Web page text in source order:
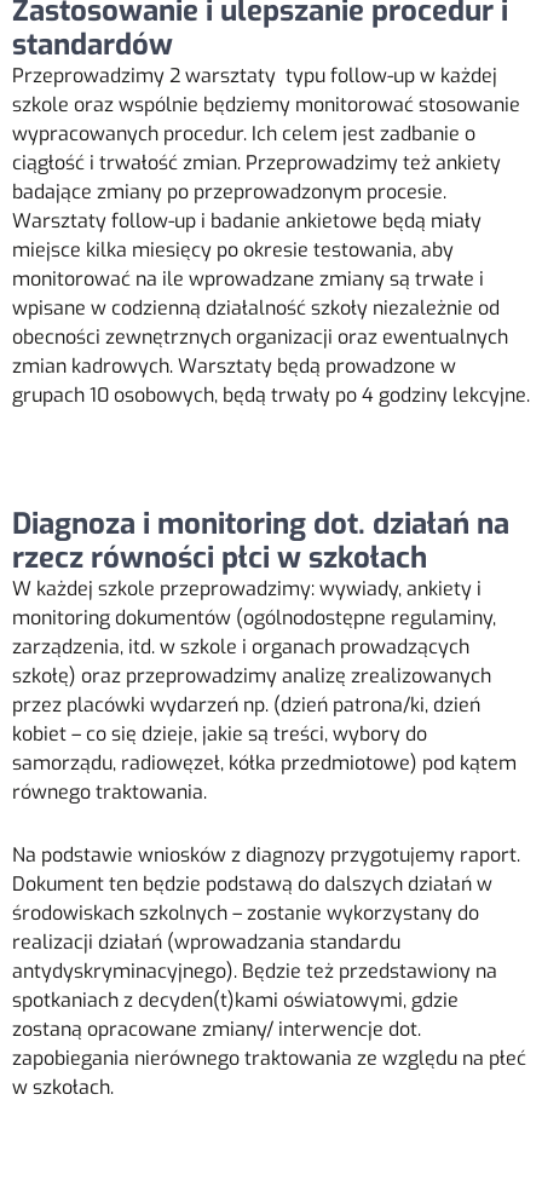
Zastosowanie i ulepszanie procedur i
standardów
Przeprowadzimy 2 warsztaty typu follow-up w każdej
szkole oraz wspólnie będziemy monitorować stosowanie
wypracowanych procedur. Ich celem jest zadbanie o
ciągłość i trwałość zmian. Przeprowadzimy też ankiety
badające zmiany po przeprowadzonym procesie.
Warsztaty follow-up i badanie ankietowe będą miały
miejsce kilka miesięcy po okresie testowania, aby
monitorować na ile wprowadzane zmiany są trwałe i
wpisane w codzienną działalność szkoły niezależnie od
obecności zewnętrznych organizacji oraz ewentualnych
zmian kadrowych. Warsztaty będą prowadzone w
grupach 10 osobowych, będą trwały po 4 godziny lekcyjne.
Diagnoza i monitoring dot. działań na
rzecz równości płci w szkołach
W każdej szkole przeprowadzimy:wywiady,ankiety i
monitoring dokumentów (ogólnodostępne regulaminy,
zarządzenia, itd. w szkole i organach prowadzących
szkołę) oraz przeprowadzimyanalizę zrealizowanych
przez placówki wydarzeń np. (dzień patrona/ki, dzień
kobiet – co się dzieje, jakie są treści, wybory do
samorządu, radiowęzeł, kółka przedmiotowe) pod kątem
równego traktowania.
Na podstawie wniosków z diagnozy przygotujemy raport.
Dokument ten będzie podstawą do dalszych działań w
środowiskach szkolnych – zostanie wykorzystany do
realizacji działań (wprowadzania standardu
antydyskryminacyjnego). Będzie też przedstawiony na
spotkaniach z decyden(t)kami oświatowymi, gdzie
zostaną opracowane zmiany/ interwencje dot.
zapobiegania nierównego traktowania ze względu na płeć
w szkołach.